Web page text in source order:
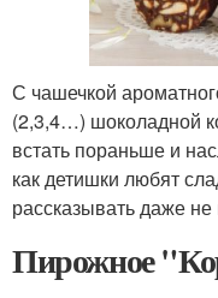
С чашечкой
(2,3,4…) шоколадной
встать пораньше и
как детишки любят
рассказывать даже
Пирожное